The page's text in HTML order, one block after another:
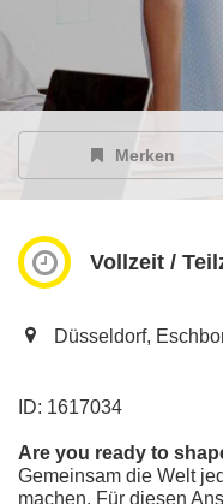
EY
Merken
Vollzeit /
Düsseldorf,
ID: 1617034
Are you ready to
Gemeinsam die Welt
machen. Für diesen